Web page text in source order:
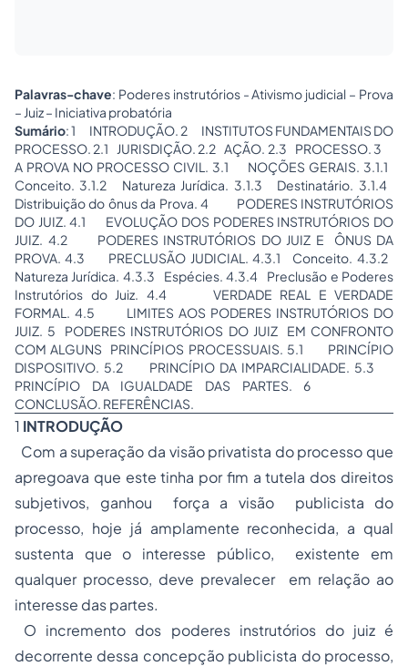
Palavras-chave: Poderes instrutórios - Ativismo judicial – Prova
– Juiz – Iniciativa probatória
Sumário: 1 INTRODUÇÃO. 2 INSTITUTOS FUNDAMENTAIS DO
PROCESSO. 2.1 JURISDIÇÃO. 2.2 AÇÃO. 2.3 PROCESSO. 3
A PROVA NO PROCESSO CIVIL. 3.1 NOÇÕES GERAIS. 3.1.1
Conceito. 3.1.2 Natureza Jurídica. 3.1.3 Destinatário. 3.1.4
Distribuição do ônus da Prova. 4 PODERES INSTRUTÓRIOS
DO JUIZ. 4.1 EVOLUÇÃO DOS PODERES INSTRUTÓRIOS DO
JUIZ. 4.2 PODERES INSTRUTÓRIOS DO JUIZ E ÔNUS DA
PROVA. 4.3 PRECLUSÃO JUDICIAL. 4.3.1 Conceito. 4.3.2
Natureza Jurídica. 4.3.3 Espécies. 4.3.4 Preclusão e Poderes
Instrutórios do Juiz. 4.4 VERDADE REAL E VERDADE
FORMAL. 4.5 LIMITES AOS PODERES INSTRUTÓRIOS DO
JUIZ. 5 PODERES INSTRUTÓRIOS DO JUIZ EM CONFRONTO
COM ALGUNS PRINCÍPIOS PROCESSUAIS. 5.1 PRINCÍPIO
DISPOSITIVO. 5.2 PRINCÍPIO DA IMPARCIALIDADE. 5.3
PRINCÍPIO DA IGUALDADE DAS PARTES. 6
CONCLUSÃO. REFERÊNCIAS.
1 INTRODUÇÃO
Com a superação da visão privatista do processo que
apregoava que este tinha por fim a tutela dos direitos
subjetivos, ganhou força a visão publicista do
processo, hoje já amplamente reconhecida, a qual
sustenta que o interesse público, existente em
qualquer processo, deve prevalecer em relação ao
interesse das partes.
O incremento dos poderes instrutórios do juiz é
decorrente dessa concepção publicista do processo,